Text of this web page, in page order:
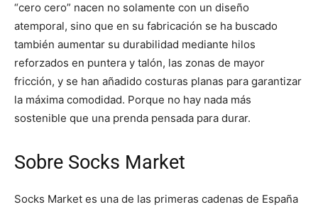
“cero cero” nacen no solamente con un diseño
atemporal, sino que en su fabricación se ha buscado
también aumentar su durabilidad mediante hilos
reforzados en puntera y talón, las zonas de mayor
fricción, y se han añadido costuras planas para garantizar
la máxima comodidad. Porque no hay nada más
sostenible que una prenda pensada para durar.
Sobre Socks Market
Socks Market es una de las primeras cadenas de España